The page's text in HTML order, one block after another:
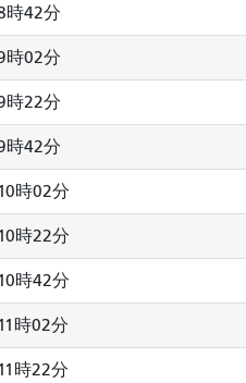
時42分
時02分
時22分
時42分
時02分
時22分
時42分
時02分
時22分